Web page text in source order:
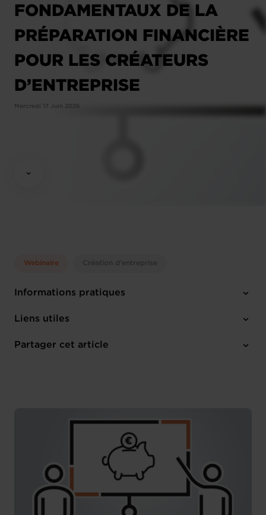
FONDAMENTAUX DE LA
PRÉPARATION FINANCIÈRE
POUR LES CRÉATEURS
D’ENTREPRISE
Mercredi 17 Juin 2026
Webinaire Création d'entreprise
Informations pratiques
Mercredi 17 Juin 2026
Online Workshop
Liens utiles
M'inscrire
Partager cet article